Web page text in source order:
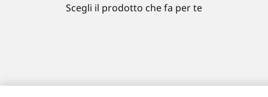
Scegli il prodotto che fa per te